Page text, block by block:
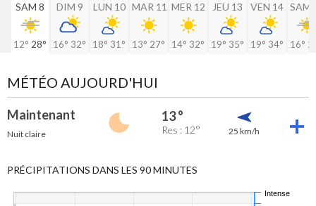
SAM 8
12° 28°
DIM 9
16° 32°
LUN 10
18° 31°
MAR 11
13° 27°
MER 12
14° 32°
JEU 13
19° 35°
VEN 14
19° 34°
SAM
16°
MÉTÉO AUJOURD'HUI
Maintenant
Nuit claire
13 °
Res : 12° 25 km/h
PRÉCIPITATIONS DANS LES 90 MINUTES
Intense